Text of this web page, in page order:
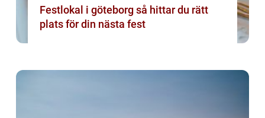
Festlokal i göteborg så hittar du rätt
plats för din nästa fest